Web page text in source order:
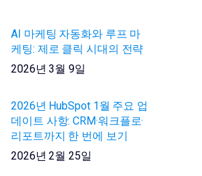
AI 마케팅 자동화와 루프 마
케팅: 제로 클릭 시대의 전략
2026년 3월 9일
2026년 HubSpot 1월 주요 업
데이트 사항: CRM·워크플로·
리포트까지 한 번에 보기
2026년 2월 25일